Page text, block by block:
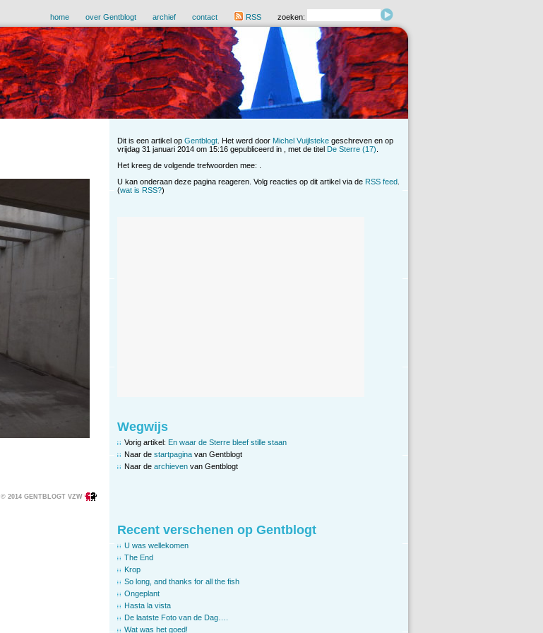
home over Gentblogt archief contact RSS zoeken:
© 2014 GENTBLOGT VZW
Dit is een artikel op Gentblogt . Het werd door Michel Vuijlsteke geschreven en op
vrijdag 31 januari 2014 om 15:16 gepubliceerd in , met de titel De Sterre (17)
Het kreeg de volgende trefwoorden mee: .
U kan onderaan deze pagina reageren. Volg reacties op dit artikel via de RSS feed.
(wat is RSS?)
Wegwijs
Vorig artikel: En waar de Sterre bleef stille staan
Naar de startpagina van Gentblogt
Naar de archieven van Gentblogt
Recent verschenen op Gentblogt
U was wellekomen
The End
Krop
So long, and thanks for all the fish
Ongeplant
Hasta la vista
De laatste Foto van de Dag….
Wat was het goed!